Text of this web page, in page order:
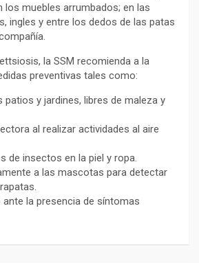
muebles arrumbados; en las
ingles y entre los dedos de las patas
la SSM recomienda a la
preventivas tales como:
patios y jardines, libres de maleza y
al realizar actividades al aire
de insectos en la piel y ropa.
a las mascotas para detectar
la presencia de síntomas